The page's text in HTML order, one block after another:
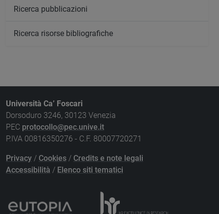
Ricerca pubblicazioni
Ricerca risorse bibliografiche
Università Ca’ Foscari
Dorsoduro 3246, 30123 Venezia
PEC protocollo@pec.unive.it
P.IVA 00816350276 - C.F. 80007720271
Privacy / Cookies / Credits e note legali
Accessibilità / Elenco siti tematici